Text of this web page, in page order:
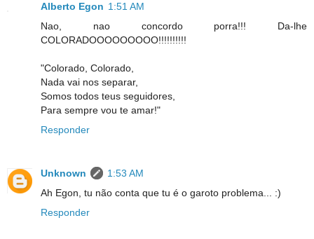
Alberto Egon 1:51 AM
Nao, nao concordo porra!!! Da-lhe
COLORADOOOOOOOOO!!!!!!!!!!
"Colorado, Colorado,
Nada vai nos separar,
Somos todos teus seguidores,
Para sempre vou te amar!"
Responder
Unknown
1:53 AM
Ah Egon, tu não conta que tu é o garoto problema... :)
Responder